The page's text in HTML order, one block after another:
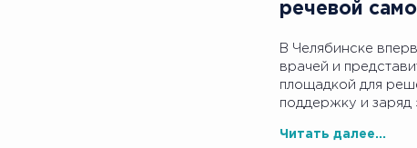
речевой
В Челябинске
врачей и
площадкой для
поддержку и заряд
Читать далее...